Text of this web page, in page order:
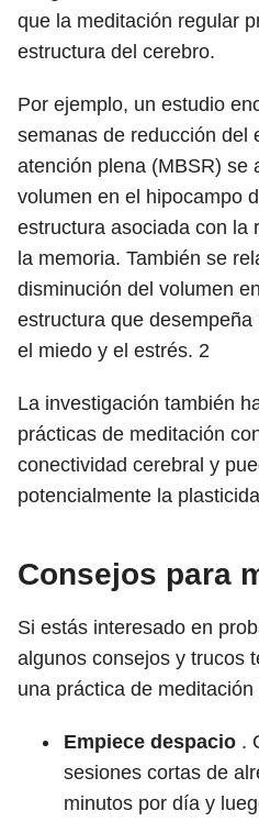
que la meditación regular
estructura del cerebro.
Por ejemplo, un estudio
semanas de reducción del
atención plena (MBSR) se
volumen en el hipocampo
estructura asociada con la
la memoria. También se
disminución del volumen
estructura que
el miedo y el estrés. 2
La investigación también
prácticas de meditación
conectividad cerebral y
potencialmente la
Consejos para
Si estás interesado en
algunos consejos y trucos
una práctica de
Empiece despacio .
sesiones cortas de
minutos por día y